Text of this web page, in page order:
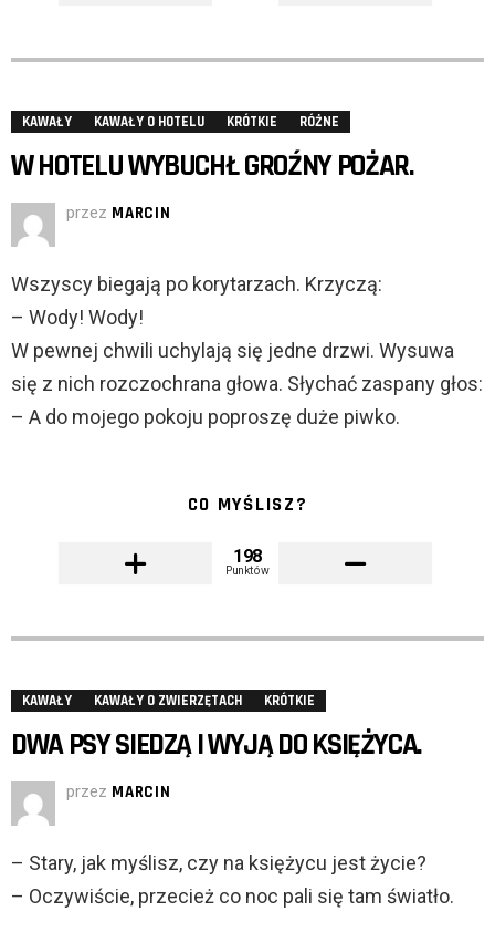
KAWAŁY KAWAŁY O HOTELU KRÓTKIE RÓŻNE
W HOTELU WYBUCHŁ GROŹNY POŻAR.
przez MARCIN
Wszyscy biegają po korytarzach. Krzyczą:
– Wody! Wody!
W pewnej chwili uchylają się jedne drzwi. Wysuwa
się z nich rozczochrana głowa. Słychać zaspany głos:
– A do mojego pokoju poproszę duże piwko.
CO MYŚLISZ?
198
Punktów
KAWAŁY KAWAŁY O ZWIERZĘTACH KRÓTKIE
DWA PSY SIEDZĄ I WYJĄ DO KSIĘŻYCA.
przez MARCIN
– Stary, jak myślisz, czy na księżycu jest życie?
– Oczywiście, przecież co noc pali się tam światło.